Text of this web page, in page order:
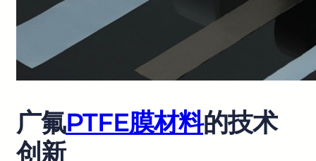
广氟PTFE膜材料的技术
创新